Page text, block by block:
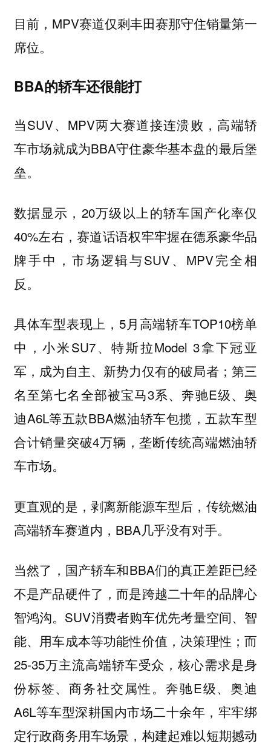
目前，MPV赛道仅剩丰田赛那守住销量第一
席位。
BBA的轿车还很能打
当SUV、MPV两大赛道接连溃败，高端轿
车市场就成为BBA守住豪华基本盘的最后堡
垒。
数据显示，20万级以上的轿车国产化率仅
40%左右，赛道话语权牢牢握在德系豪华品
牌手中，市场逻辑与SUV、MPV完全相
反。
具体车型表现上，5月高端轿车TOP10榜单
中，小米SU7、特斯拉Model 3拿下冠亚
军，成为自主、新势力仅有的破局者；第三
名至第七名全部被宝马3系、奔驰E级、奥
迪A6L等五款BBA燃油轿车包揽，五款车型
合计销量突破4万辆，垄断传统高端燃油轿
车市场。
更直观的是，剥离新能源车型后，传统燃油
高端轿车赛道内，BBA几乎没有对手。
当然了，国产轿车和BBA们的真正差距已经
不是产品硬件了，而是跨越二十年的品牌心
智鸿沟。SUV消费者购车优先考量空间、智
能、用车成本等功能性价值，决策理性；而
25-35万主流高端轿车受众，核心需求是身
份标签、商务社交属性。奔驰E级、奥迪
A6L等车型深耕国内市场二十余年，牢牢绑
定行政商务用车场景，构建起难以短期撼动